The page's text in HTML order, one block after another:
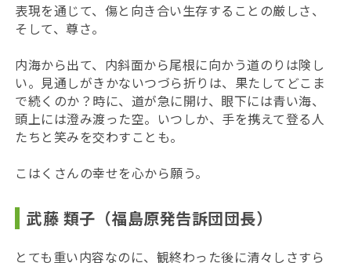
表現を通じて、傷と向き合い生存することの厳しさ、
そして、尊さ。
内海から出て、内斜面から尾根に向かう道のりは険し
い。見通しがきかないつづら折りは、果たしてどこま
で続くのか？時に、道が急に開け、眼下には青い海、
頭上には澄み渡った空。いつしか、手を携えて登る人
たちと笑みを交わすことも。
こはくさんの幸せを心から願う。
武藤 類子（福島原発告訴団団長）
とても重い内容なのに、観終わった後に清々しさすら